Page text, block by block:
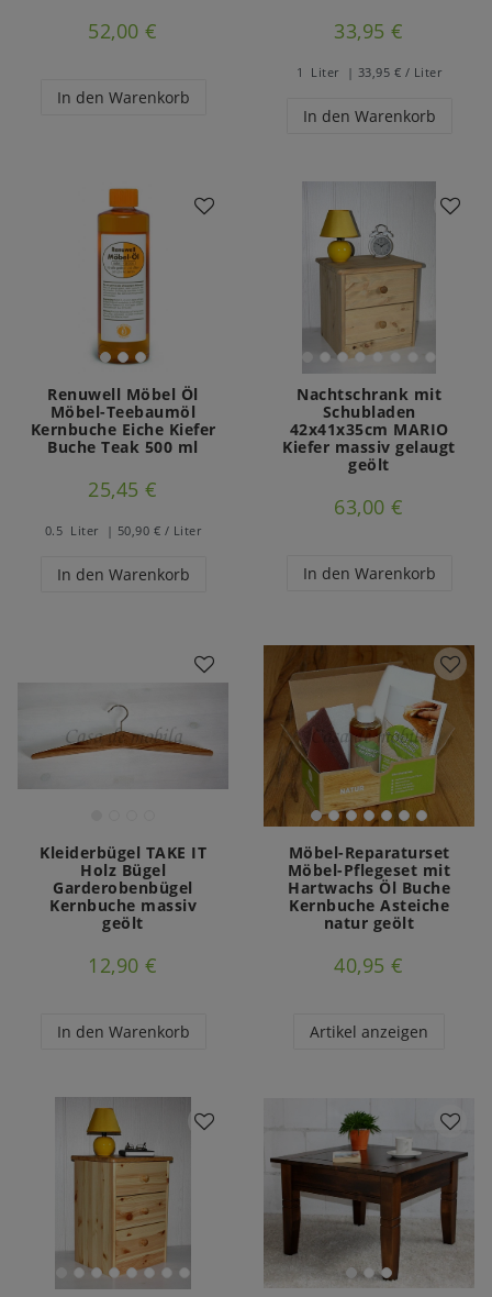
52,00 €
In den Warenkorb
33,95 €
1 Liter | 33,95 € / Liter
In den Warenkorb
Renuwell Möbel Öl
Möbel-Teebaumöl
Kernbuche Eiche Kiefer
Buche Teak 500 ml
25,45 €
0.5 Liter | 50,90 € / Liter
In den Warenkorb
Nachtschrank mit
Schubladen
42x41x35cm MARIO
Kiefer massiv gelaugt
geölt
63,00 €
In den Warenkorb
Kleiderbügel TAKE IT
Holz Bügel
Garderobenbügel
Kernbuche massiv
geölt
12,90 €
In den Warenkorb
Möbel-Reparaturset
Möbel-Pflegeset mit
Hartwachs Öl Buche
Kernbuche Asteiche
natur geölt
40,95 €
Artikel anzeigen